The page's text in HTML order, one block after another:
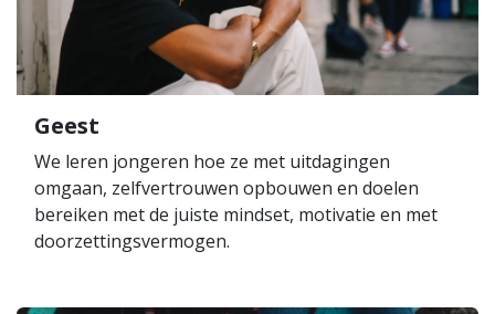
Geest
We leren jongeren hoe ze met uitdagingen
omgaan, zelfvertrouwen opbouwen en doelen
bereiken met de juiste mindset, motivatie en met
doorzettingsvermogen.